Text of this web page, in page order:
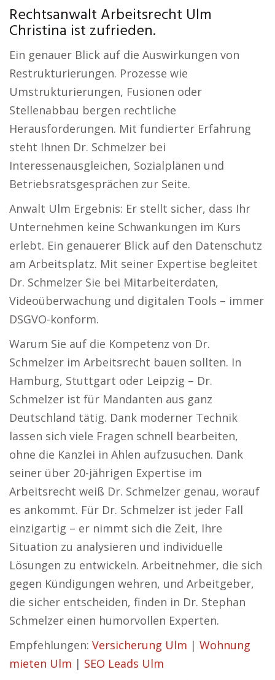
Rechtsanwalt Arbeitsrecht Ulm
Christina ist zufrieden.
Ein genauer Blick auf die Auswirkungen von
Restrukturierungen. Prozesse wie
Umstrukturierungen, Fusionen oder
Stellenabbau bergen rechtliche
Herausforderungen. Mit fundierter Erfahrung
steht Ihnen Dr. Schmelzer bei
Interessenausgleichen, Sozialplänen und
Betriebsratsgesprächen zur Seite.
Anwalt Ulm Ergebnis: Er stellt sicher, dass Ihr
Unternehmen keine Schwankungen im Kurs
erlebt. Ein genauerer Blick auf den Datenschutz
am Arbeitsplatz. Mit seiner Expertise begleitet
Dr. Schmelzer Sie bei Mitarbeiterdaten,
Videoüberwachung und digitalen Tools – immer
DSGVO-konform.
Warum Sie auf die Kompetenz von Dr.
Schmelzer im Arbeitsrecht bauen sollten. In
Hamburg, Stuttgart oder Leipzig – Dr.
Schmelzer ist für Mandanten aus ganz
Deutschland tätig. Dank moderner Technik
lassen sich viele Fragen schnell bearbeiten,
ohne die Kanzlei in Ahlen aufzusuchen. Dank
seiner über 20-jährigen Expertise im
Arbeitsrecht weiß Dr. Schmelzer genau, worauf
es ankommt. Für Dr. Schmelzer ist jeder Fall
einzigartig – er nimmt sich die Zeit, Ihre
Situation zu analysieren und individuelle
Lösungen zu entwickeln. Arbeitnehmer, die sich
gegen Kündigungen wehren, und Arbeitgeber,
die sicher entscheiden, finden in Dr. Stephan
Schmelzer einen humorvollen Experten.
Empfehlungen: Versicherung Ulm | Wohnung
mieten Ulm | SEO Leads Ulm